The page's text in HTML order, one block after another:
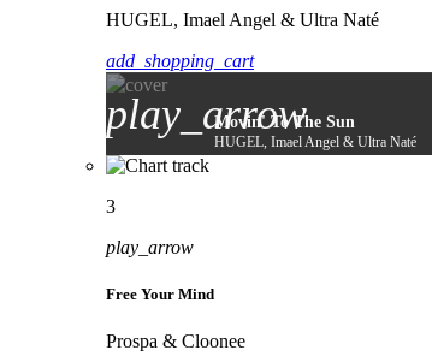
HUGEL, Imael Angel & Ultra Naté
add_shopping_cart
play_arrow
Movin' To The Sun
HUGEL, Imael Angel & Ultra Naté
3
play_arrow
Free Your Mind
Prospa & Cloonee